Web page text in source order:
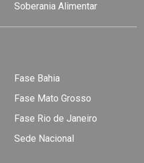
Soberania Alimentar
Fase Bahia
Fase Mato Grosso
Fase Rio de Janeiro
Sede Nacional